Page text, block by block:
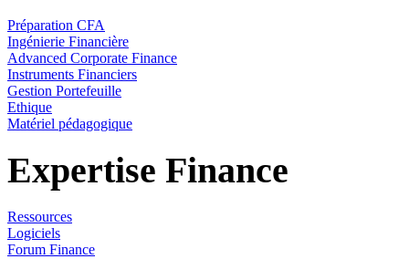
Préparation CFA
Ingénierie Financière
Advanced Corporate Finance
Instruments Financiers
Gestion Portefeuille
Ethique
Matériel pédagogique
Expertise Finance
Ressources
Logiciels
Forum Finance